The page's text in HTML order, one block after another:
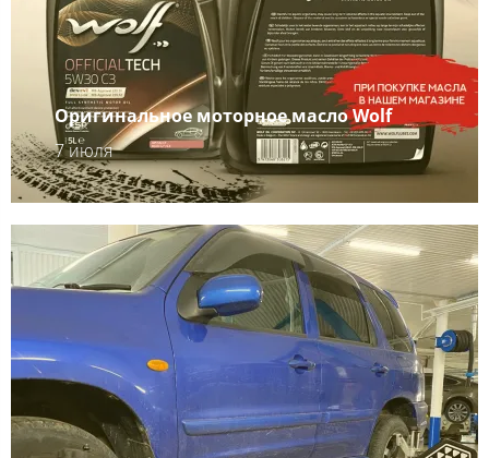
Оригинальное моторное масло Wolf
7 июля